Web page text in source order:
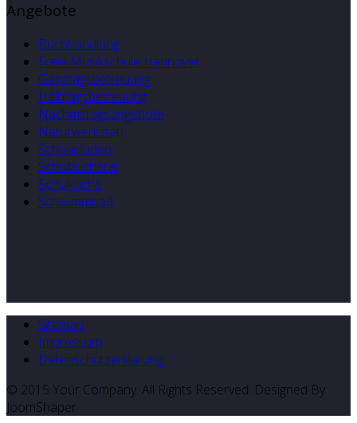
Angebote
Buchhandlung
Freie Musikschule Hannover
Ganztagsbetreuung
Halbtagsbetreuung
Nachmittagsangebote
Naturwerkstatt
Schülerladen
Schulbücherei
Schulküche
Schwimmbad
Sitemap
Impressum
Datenschutzerklärung
© 2015 Your Company. All Rights Reserved. Designed By
JoomShaper